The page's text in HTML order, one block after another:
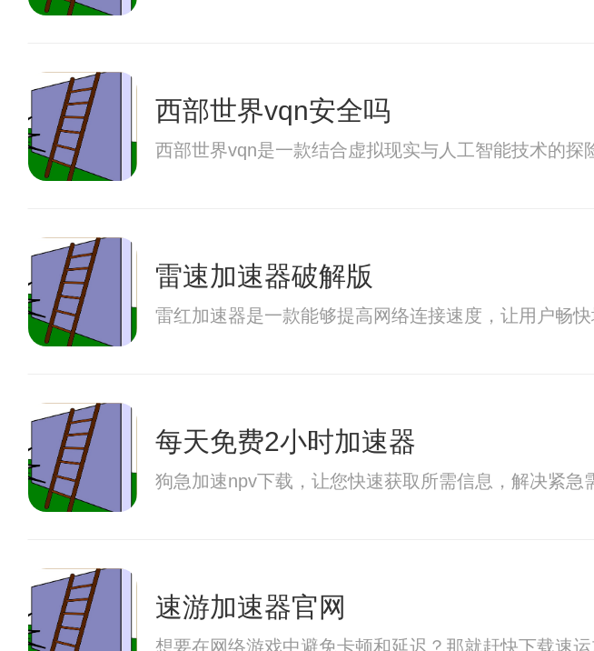
西部世界vqn安全吗
西部世界vqn是一款结合虚拟现实与人工智能技术的
雷速加速器破解版
雷红加速器是一款能够提高网络连接速度，让用户畅
每天免费2小时加速器
狗急加速npv下载，让您快速获取所需信息，解决紧急
速游加速器官网
想要在网络游戏中避免卡顿和延迟？那就赶快下载速